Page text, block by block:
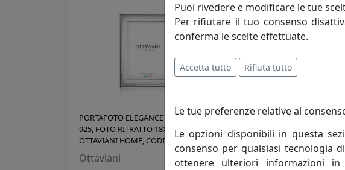
PORTAFOTO ELEGANCE IN ARGENTO
925, FOTO RITRATTO 18X24,
OTTAVIANI HOME, CODICE 255023M
Ottaviani
PORTAFOTO ELEGANCE
925, FOTO RITRATTO 13X18,
OTTAVIANI HOME,
Ottaviani
Puoi rivedere e modificare le tue
Per rifiutare il tuo consenso
conferma le scelte effettuate.
Accetta tutto Rifiuta tutto
Le tue preferenze relative al
Le opzioni disponibili in questa
consenso per qualsiasi tecnologia
ottenere ulteriori informazioni